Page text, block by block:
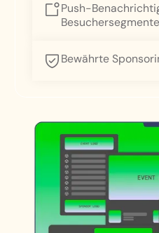
Push-
Bewährte